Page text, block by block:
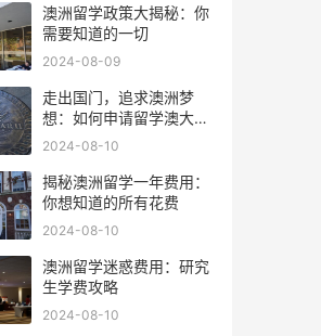
澳洲留学政策大揭秘：你
需要知道的一切
2024-08-09
走出国门，追求澳洲梦
想：如何申请留学澳大利
亚
2024-08-10
揭秘澳洲留学一年费用：
你想知道的所有花费
2024-08-10
澳洲留学迷惑费用：研究
生学费攻略
2024-08-10